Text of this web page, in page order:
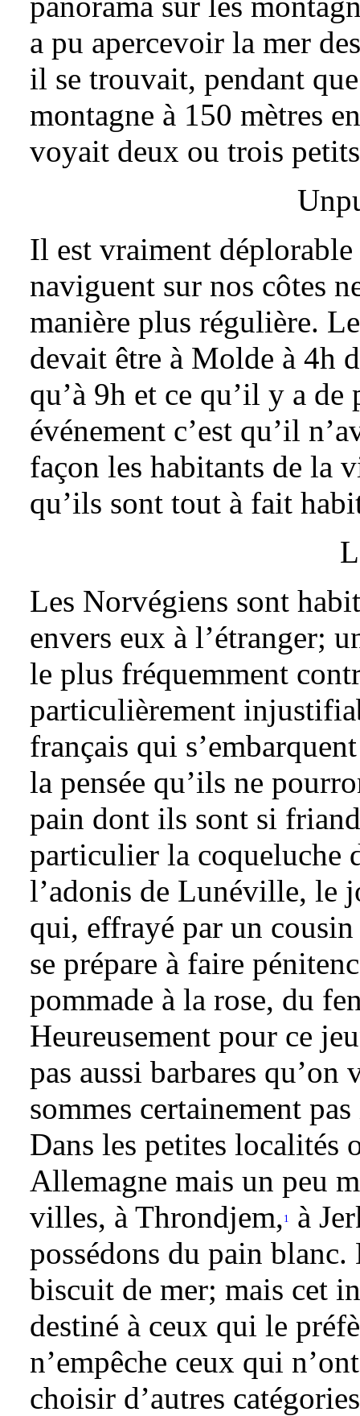
a pu apercevoir la mer
il se trouvait, pendant
montagne à 150 mètres
voyait deux ou trois
Il est vraiment
naviguent sur nos côtes
manière plus régulière.
devait être à Molde à 4h
qu’à 9h et ce qu’il y a
événement c’est qu’il
façon les habitants de la
qu’ils sont tout à fait
Les Norvégiens sont
envers eux à l’étranger;
le plus fréquemment
particulièrement
français qui
la pensée qu’ils ne
pain dont ils sont si
particulier la coqueluche
l’adonis de Lunéville, le
qui, effrayé par un
se prépare à faire
pommade à la rose, du
Heureusement pour ce
pas aussi barbares
sommes certainement
Dans les petites localités
Allemagne mais un peu
villes, à Throndjem, 1
à
possédons du pain
biscuit de mer; mais cet
destiné à ceux qui le
n’empêche ceux qui
choisir d’autres